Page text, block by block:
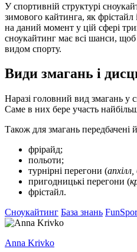
У спортивній структурі
зимового кайтинга, як
на даний момент у цій сфері
сноукайтинг має всі шанси,
видом спорту.
Види змагань і
Наразі головний вид змагань у
Саме в них бере участь
Також для змагань передбачені
фрірайд;
польоти;
турнірні перегони (
пригодницькі перегони (
фрістайл.
Сноукайтинг База знань
Anna Krivko